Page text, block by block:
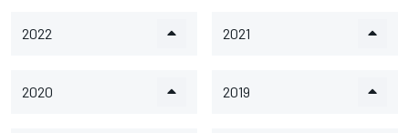
2022 2021
2020 2019